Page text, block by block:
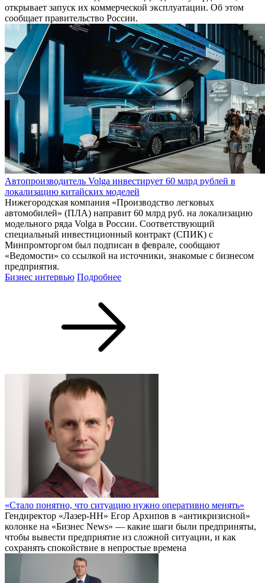
открывает запуск их коммерческой эксплуатации. Об этом
сообщает правительство России.
Автопроизводитель Volga инвестирует 60 млрд рублей в
локализацию китайских моделей
Нижегородская компания «Производство легковых
автомобилей» (ПЛА) направит 60 млрд руб. на локализацию
модельного ряда Volga в России. Соответствующий
специальный инвестиционный контракт (СПИК) с
Минпромторгом был подписан в феврале, сообщают
«Ведомости» со ссылкой на источники, знакомые с бизнесом
предприятия.
Бизнес интервью Подробнее
«Стало понятно, что ситуацию нужно оперативно менять»
Гендиректор «Лазер-НН» Егор Архипов в «антикризисной»
колонке на «Бизнес News» — какие шаги были предприняты,
чтобы вывести предприятие из сложной ситуации, и как
сохранять спокойствие в непростые времена